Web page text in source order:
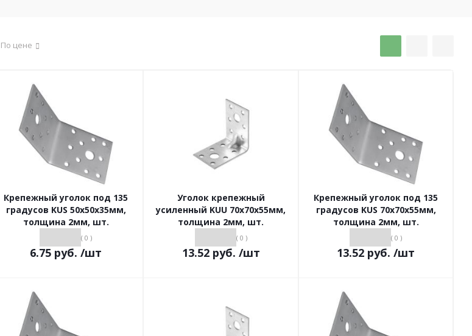
По цене
Крепежный уголок под 135
градусов KUS 50х50х35мм,
толщина 2мм, шт.
( 0 )
6.75 руб. /шт
Уголок крепежный
усиленный KUU 70х70х55мм,
толщина 2мм, шт.
( 0 )
13.52руб. /шт
Крепежный уголок под 135
градусов KUS 70х70х55мм,
толщина 2мм, шт.
( 0 )
13.52 руб. /шт